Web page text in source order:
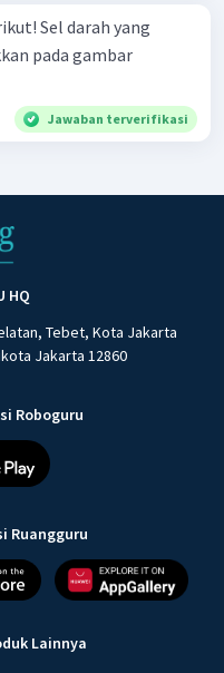
yang
pada gambar
Jawaban terverifikasi
HQ
Tebet, Kota Jakarta
Jakarta 12860
Roboguru
Ruangguru
Lainnya